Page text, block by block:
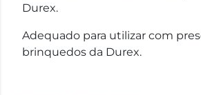
Durex.
Adequado para utilizar com
brinquedos da Durex.